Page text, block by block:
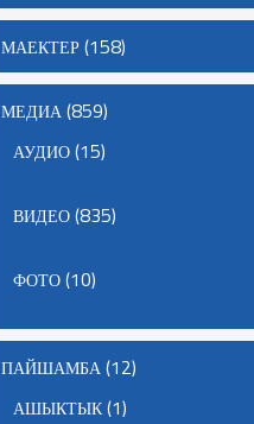
МАЕКТЕР(158)
МЕДИА(859)
АУДИО(15)
ВИДЕО(835)
ФОТО(10)
ПАЙШАМБА(12)
АШЫКТЫК(1)